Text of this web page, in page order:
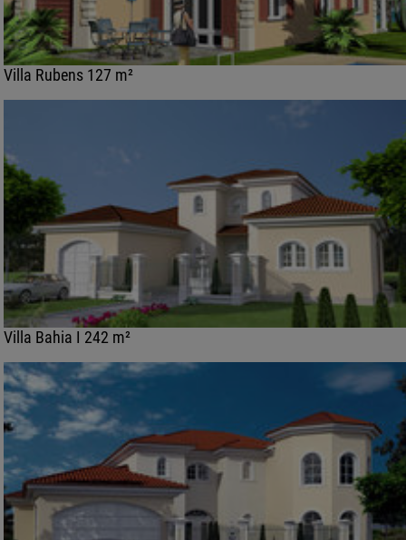
Villa Rubens 127 m²
Villa Bahia I 242 m²